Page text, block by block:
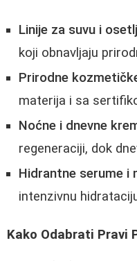
Linije za suvu i
koji obnavljaju
Prirodne
materija i sa
Noćne i dnevne
regeneraciji, dok
Hidrantne serume i
intenzivnu
Kako Odabrati Pravi